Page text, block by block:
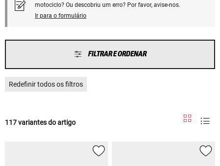
motociclo? Ou descobriu um erro? Por favor, avise-nos.
Ir para o formulário
FILTRAR E ORDENAR
Redefinir todos os filtros
117 variantes do artigo